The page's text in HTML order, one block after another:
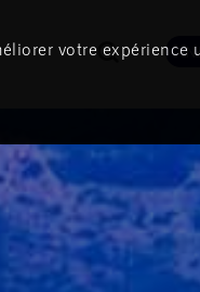
votre expérience